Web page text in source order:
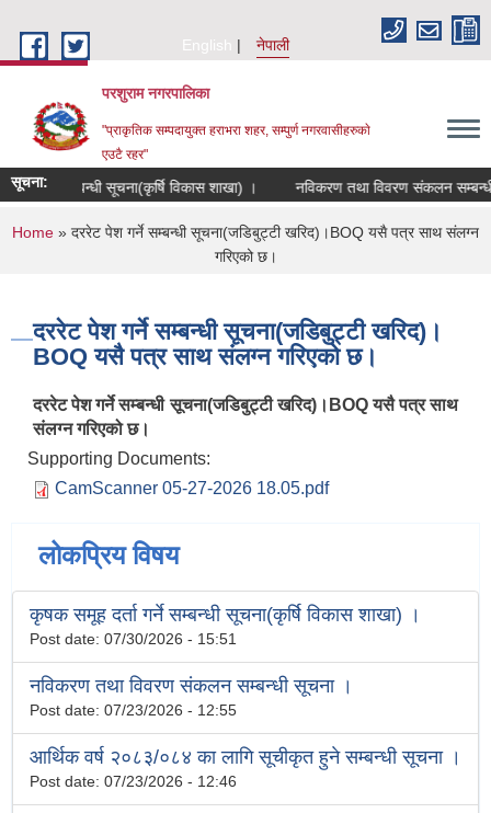
English
नेपाली
परशुराम नगरपालिका
"प्राकृतिक सम्पदायुक्त हराभरा शहर, सम्पुर्ण नगरवासीहरुकाे
एउटै रहर"
सूचना:
गर्ने सम्बन्धी सूचना(कृर्षि विकास शाखा) । नविकरण तथा विवरण संकलन सम्बन्धी
You are here
Home » दररेट पेश गर्ने सम्बन्धी सूचना(जडिबुट्टी खरिद)।BOQ यसै पत्र साथ संलग्न
गरिएको छ।
दररेट पेश गर्ने सम्बन्धी सूचना(जडिबुट्टी खरिद)।
BOQ यसै पत्र साथ संलग्न गरिएको छ।
दररेट पेश गर्ने सम्बन्धी सूचना(जडिबुट्टी खरिद)।BOQ यसै पत्र साथ
संलग्न गरिएको छ।
Supporting Documents:
CamScanner 05-27-2026 18.05.pdf
लोकप्रिय विषय
कृषक समूह दर्ता गर्ने सम्बन्धी सूचना(कृर्षि विकास शाखा) ।
Post date: 07/30/2026 - 15:51
नविकरण तथा विवरण संकलन सम्बन्धी सूचना ।
Post date: 07/23/2026 - 12:55
आर्थिक वर्ष २०८३/०८४ का लागि सूचीकृत हुने सम्बन्धी सूचना ।
Post date: 07/23/2026 - 12:46